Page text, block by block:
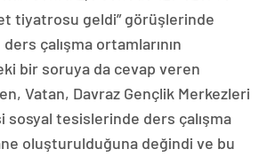
tiyatrosu geldi” görüşlerinde
çalışma ortamlarının
bir soruya da cevap veren
Vatan, Davraz Gençlik Merkezleri
sosyal tesislerinde ders çalışma
oluşturulduğuna değindi ve bu